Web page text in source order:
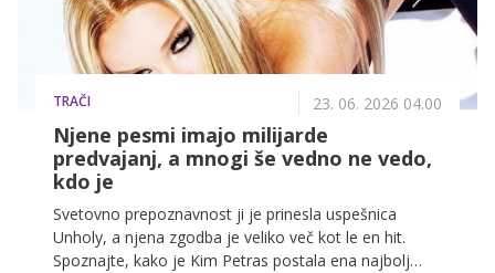
TRAČI 23. 06. 2026 04.00
Njene pesmi imajo milijarde
predvajanj, a mnogi še vedno ne vedo,
kdo je
Svetovno prepoznavnost ji je prinesla uspešnica
Unholy, a njena zgodba je veliko več kot le en hit.
Spoznajte, kako je Kim Petras postala ena najbolj